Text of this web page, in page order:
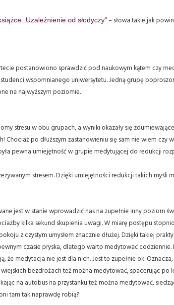
„Uzależnienie od słodyczy”– słowa takie jak
postanowiono sprawdzić pod naukowym kątem czy
wspomnianego uniwersytetu. Jedną grupę
na najwyższym poziomie.
stresu w obu grupach, a wyniki okazały się
po dłuższym zastanowieniu się sam nie wiem czy
pewna umiejętność w grupie medytującej do redukcji
stresem. Dzięki umiejętności redukcji takich myśli
jest w stanie wprowadzić nas na zupełnie inny poziom
kilka sekund skupienia uwagi. W miarę postępu
z czystym umysłem znacznie dłużej. Dzięki takiej
czasie pryska, dlatego warto medytować codziennie.
medytacja nie jest dla nich. Jest to zupełnie ok.
bezdrożach też można medytować, spacerując po
na autobus na przystanku też można medytować,
tam tak naprawdę robią?